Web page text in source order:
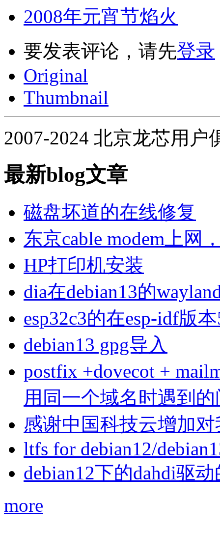
2008年元宵节焰火
要发表评论，请先登录
Original
Thumbnail
2007-2024 北京龙芯用户
最新blog文章
磁盘坏道的在线修复
东京cable modem上网
HP打印机安装
dia在debian13的
esp32c3的在esp-idf版
debian13 gpg导入
postfix +dovecot +
用同一个域名时遇到
感谢中国科技云增加
ltfs for debian12/
debian12下的dahdi驱动
more